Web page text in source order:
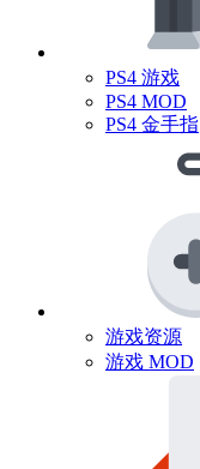
PS4 游戏
PS4 MOD
PS4 金手指
游戏资源
游戏 MOD